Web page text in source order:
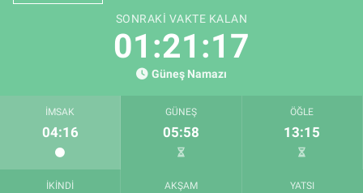
SONRAKI VAKTE KALAN
01:21:16
Güneş Namazı
İMSAK
04:16
GÜNEŞ
05:58
ÖĞLE
13:15
İKINDI AKŞAM YATSI